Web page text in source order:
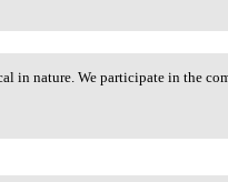
in nature. We participate in the